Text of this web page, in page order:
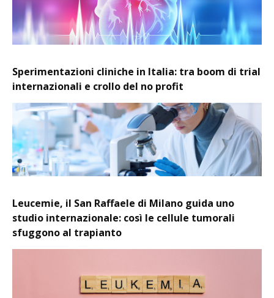
Sperimentazioni cliniche in Italia: tra boom di trial
internazionali e crollo del no profit
Leucemie, il San Raffaele di Milano guida uno
studio internazionale: così le cellule tumorali
sfuggono al trapianto